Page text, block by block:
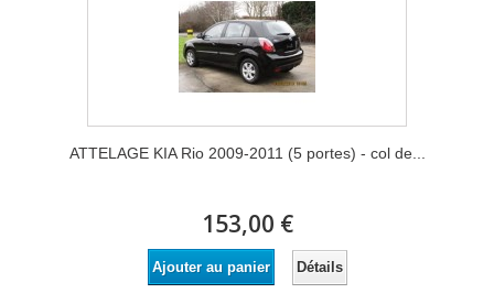
ATTELAGE KIA Rio 2009-2011 (5 portes) - col de...
153,00 €
Ajouter au panier Détails